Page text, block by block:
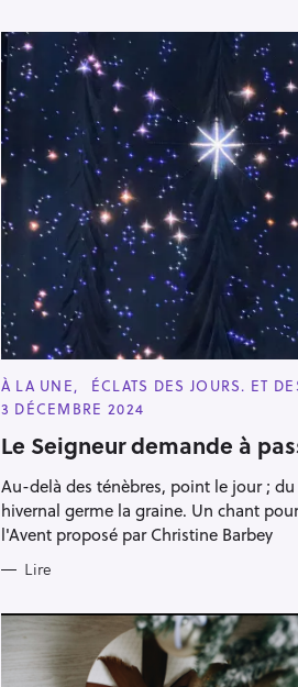
C
A
T
G
O
R
I
E
S
À LA UNE
ÉCLATS DES JOURS. ET
3 DÉCEMBRE 2024
Le Seigneur demande à
Au-delà des ténèbres, point le jour ;
hivernal germe la graine. Un chant
l'Avent proposé par Christine Barbey
Lire